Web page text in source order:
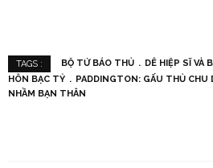
TAGS : BỘ TỨ BÁO THỦ DÊ HIỆP SĨ VÀ
HÔN BẠC TỶ
PADDINGTON: GẤU THỦ CHU
NHẦM BẠN THÂN